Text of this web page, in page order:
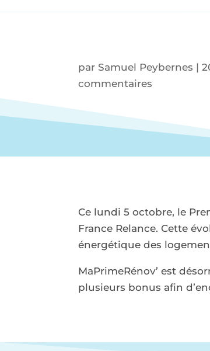
par Samuel Peybernes |
commentaires
Ce lundi 5 octobre, le
France Relance. Cette
énergétique des
MaPrimeRénov’ est
plusieurs bonus afin